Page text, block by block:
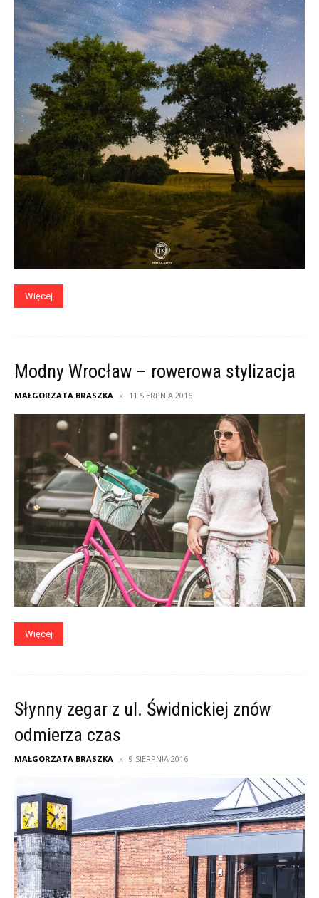
Więcej
Modny Wrocław – rowerowa stylizacja
MAŁGORZATA BRASZKA 11 SIERPNIA 2016
Więcej
Słynny zegar z ul. Świdnickiej znów
odmierza czas
MAŁGORZATA BRASZKA 9 SIERPNIA 2016